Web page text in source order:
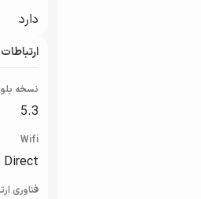
دارد
نسخه
5.3
Wifi
فناوری